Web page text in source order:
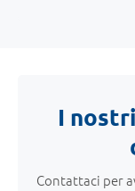
I
Contattaci per